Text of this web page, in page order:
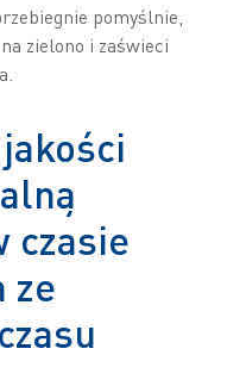
pomyślnie,
zielono i zaświeci
czasie
ze